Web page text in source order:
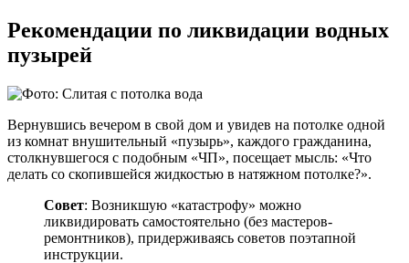
Рекомендации по ликвидации водных
пузырей
Вернувшись вечером в свой дом и увидев на потолке одной
из комнат внушительный «пузырь», каждого гражданина,
столкнувшегося с подобным «ЧП», посещает мысль: «Что
делать со скопившейся жидкостью в натяжном потолке?».
Совет: Возникшую «катастрофу» можно
ликвидировать самостоятельно (без мастеров-
ремонтников), придерживаясь советов поэтапной
инструкции.